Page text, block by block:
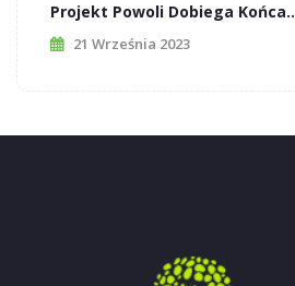
Projekt Powoli Dobiega Końca..
21 Września 2023